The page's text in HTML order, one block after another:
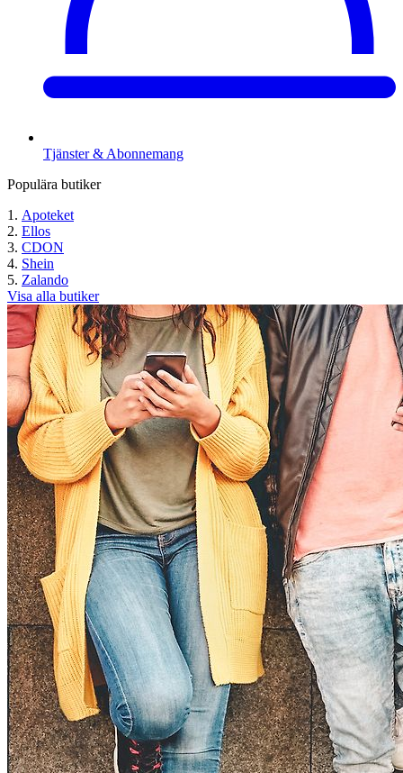
Tjänster & Abonnemang
Populära butiker
Apoteket
Ellos
CDON
Shein
Zalando
Visa alla butiker